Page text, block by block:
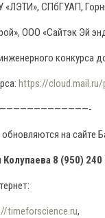
СПбГУАП,
ООО «Сайтэк Эй
конкурса
https://cloud.mail.ru/
на сайте
8 (950) 240
timeforscience.ru,